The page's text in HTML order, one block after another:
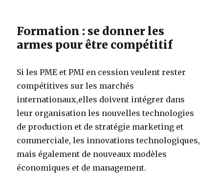
Formation : se donner les
armes pour être compétitif
Si les PME et PMI en cession veulent rester
compétitives sur les marchés
internationaux,elles doivent intégrer dans
leur organisation les nouvelles technologies
de production et de stratégie marketing et
commerciale, les innovations technologiques,
mais également de nouveaux modèles
économiques et de management.